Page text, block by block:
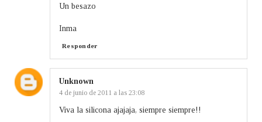
Un besazo
Inma
Responder
Unknown
4 de junio de 2011 a las 23:08
Viva la silicona ajajaja, siempre siempre!!